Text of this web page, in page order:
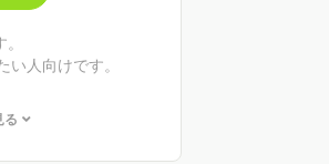
人向けです。
)
る